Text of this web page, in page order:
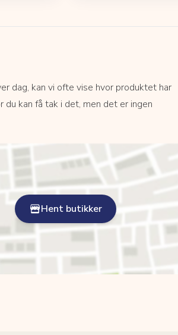
dag, kan vi ofte vise hvor produktet har
kan få tak i det, men det er ingen
Hent butikker